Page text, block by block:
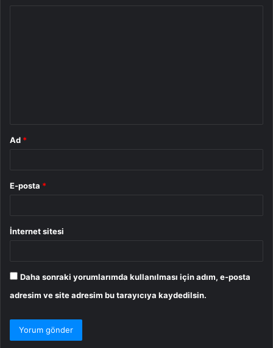
Ad *
E-posta *
İnternet sitesi
Daha sonraki yorumlarımda kullanılması için adım, e-posta
adresim ve site adresim bu tarayıcıya kaydedilsin.